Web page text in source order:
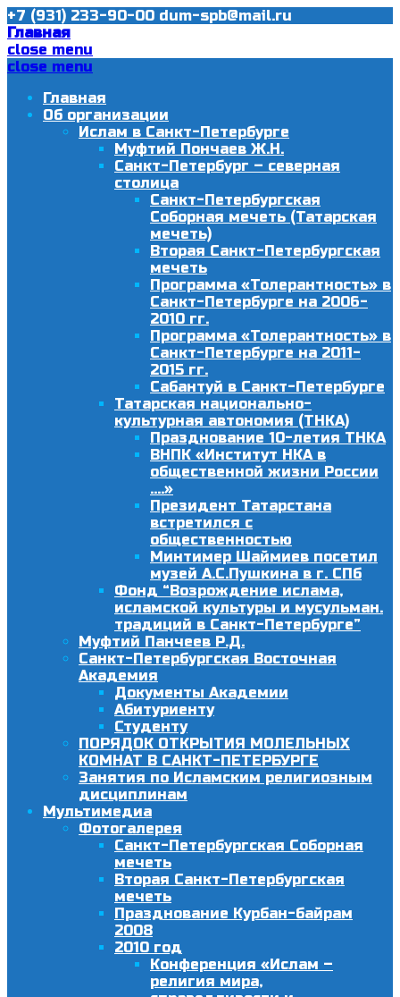
+7 (931) 233-90-00 dum-spb@mail.ru
Главная
close menu
close menu
Главная
Об организации
Ислам в Санкт-Петербурге
Муфтий Пончаев Ж.Н.
Санкт-Петербург – северная
столица
Санкт-Петербургская
Соборная мечеть (Татарская
мечеть)
Вторая Санкт-Петербургская
мечеть
Программа «Толерантность» в
Санкт-Петербурге на 2006-
2010 гг.
Программа «Толерантность» в
Санкт-Петербурге на 2011-
2015 гг.
Сабантуй в Санкт-Петербурге
Татарская национально-
культурная автономия (ТНКА)
Празднование 10-летия ТНКА
ВНПК «Институт НКА в
общественной жизни России
….»
Президент Татарстана
встретился с
общественностью
Минтимер Шаймиев посетил
музей А.С.Пушкина в г. СПб
Фонд “Возрождение ислама,
исламской культуры и мусульман.
традиций в Санкт-Петербурге”
Муфтий Панчеев Р.Д.
Санкт-Петербургская Восточная
Академия
Документы Академии
Абитуриенту
Студенту
ПОРЯДОК ОТКРЫТИЯ МОЛЕЛЬНЫХ
КОМНАТ В САНКТ-ПЕТЕРБУРГЕ
Занятия по Исламским религиозным
дисциплинам
Мультимедиа
Фотогалерея
Санкт-Петербургская Соборная
мечеть
Вторая Санкт-Петербургская
мечеть
Празднование Курбан-байрам
2008
2010 год
Конференция «Ислам –
религия мира,